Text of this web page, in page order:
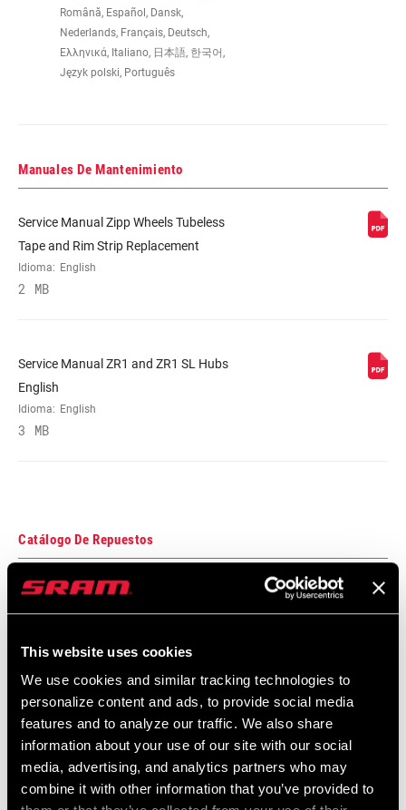
This website uses cookies
We use cookies and similar tracking technologies to
personalize content and ads, to provide social media
features and to analyze our traffic. We also share
information about your use of our site with our social
media, advertising, and analytics partners who may
combine it with other information that you’ve provided to
SPOKE LENGTH
276mm
WEIGHT (G) 1440
Română, Español, Dansk,
Nederlands, Français, Deutsch,
Ελληνικά, Italiano, 日本語, 한국어,
Język polski, Português
Manuales De Mantenimiento
Service Manual Zipp Wheels Tubeless
Tape and Rim Strip Replacement
Idioma: English
2 MB
Service Manual ZR1 and ZR1 SL Hubs
English
Idioma: English
3 MB
Catálogo De Repuestos
2026 ZIPP Spare Parts Catalog
24 MB
Mapa De Compatibilidades
Zipp End Cap Compatibility Chart
English
Idioma: English
59 KB